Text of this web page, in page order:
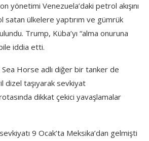
yönetimi Venezuela’daki petrol akışını
satan ülkelere yaptırım ve gümrük
Trump, Küba’yı “alma onuruna
iddia etti.
Sea Horse adlı diğer bir tanker de
dizel taşıyarak sevkiyat
dikkat çekici yavaşlamalar
9 Ocak’ta Meksika’dan gelmişti